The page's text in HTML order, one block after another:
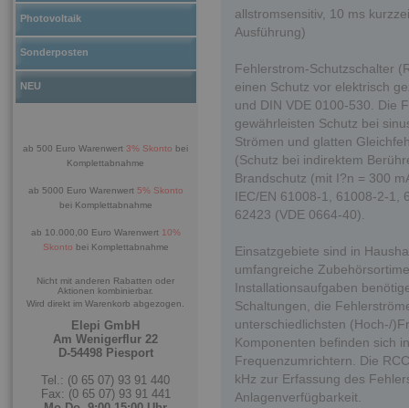
Photovoltaik
Sonderposten
NEU
ab 500 Euro Warenwert 3% Skonto bei
Komplettabnahme
ab 5000 Euro Warenwert 5% Skonto
bei Komplettabnahme
ab 10.000,00 Euro Warenwert 10%
Skonto bei Komplettabnahme
Nicht mit anderen Rabatten oder
Aktionen kombinierbar.
Wird direkt im Warenkorb abgezogen.
Elepi GmbH
Am Wenigerflur 22
D-54498 Piesport
Tel.: (0 65 07) 93 91 440
Fax: (0 65 07) 93 91 441
allstromsensitiv, 10 ms
Ausführung)
Fehlerstrom-Schutzschalter
einen Schutz vor elektrisch
und DIN VDE 0100-530. Die
gewährleisten Schutz bei
Strömen und glatten
(Schutz bei indirektem
Brandschutz (mit I?n = 300
IEC/EN 61008-1, 61008-2-1,
62423 (VDE 0664-40).
Einsatzgebiete sind in
umfangreiche
Installationsaufgaben
Schaltungen, die
unterschiedlichsten (Hoch-/
Komponenten befinden sich
Frequenzumrichtern. Die
kHz zur Erfassung des
Anlagenverfügbarkeit.